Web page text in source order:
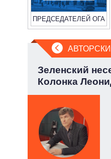
ПРЕДСЕДАТЕЛЕЙ ОГА
Зеленский
Колонка